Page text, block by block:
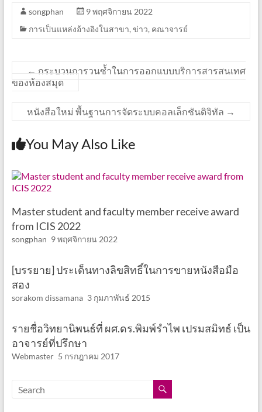
songphan
9 พฤศจิกายน 2022
การเป็นแหล่งอ้างอิงในสาขา, ข่าว, คณาจารย์
← กระบวนการวนซ้ำในการออกแบบบริการสารสนเทศ
ของห้องสมุด
หนังสือใหม่ พื้นฐานการจัดระบบคอลเล็กชันดิจิทัล →
You May Also Like
Master student and faculty member receive award
from ICIS 2022
songphan 9 พฤศจิกายน 2022
[บรรยาย] ประเด็นทางลิขสิทธิ์ในการขายหนังสือมือ
สอง
sorakom dissamana 3 กุมภาพันธ์ 2015
รายชื่อวิทยานิพนธ์ที่ ผศ.ดร.พิมพ์รำไพ เปรมสมิทธ์ เป็น
อาจารย์ที่ปรึกษา
Webmaster 5 กรกฎาคม 2017